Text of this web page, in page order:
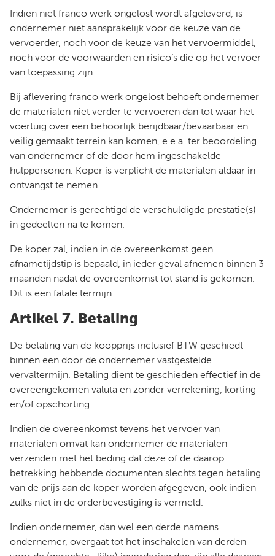
Indien niet franco werk ongelost wordt afgeleverd, is
ondernemer niet aansprakelijk voor de keuze van de
vervoerder, noch voor de keuze van het vervoermiddel,
noch voor de voorwaarden en risico’s die op het vervoer
van toepassing zijn.
Bij aflevering franco werk ongelost behoeft ondernemer
de materialen niet verder te vervoeren dan tot waar het
voertuig over een behoorlijk berijdbaar/bevaarbaar en
veilig gemaakt terrein kan komen, e.e.a. ter beoordeling
van ondernemer of de door hem ingeschakelde
hulppersonen. Koper is verplicht de materialen aldaar in
ontvangst te nemen.
Ondernemer is gerechtigd de verschuldigde prestatie(s)
in gedeelten na te komen.
De koper zal, indien in de overeenkomst geen
afnametijdstip is bepaald, in ieder geval afnemen binnen 3
maanden nadat de overeenkomst tot stand is gekomen.
Dit is een fatale termijn.
Artikel 7. Betaling
De betaling van de koopprijs inclusief BTW geschiedt
binnen een door de ondernemer vastgestelde
vervaltermijn. Betaling dient te geschieden effectief in de
overeengekomen valuta en zonder verrekening, korting
en/of opschorting.
Indien de overeenkomst tevens het vervoer van
materialen omvat kan ondernemer de materialen
verzenden met het beding dat deze of de daarop
betrekking hebbende documenten slechts tegen betaling
van de prijs aan de koper worden afgegeven, ook indien
zulks niet in de orderbevestiging is vermeld.
Indien ondernemer, dan wel een derde namens
ondernemer, overgaat tot het inschakelen van derden